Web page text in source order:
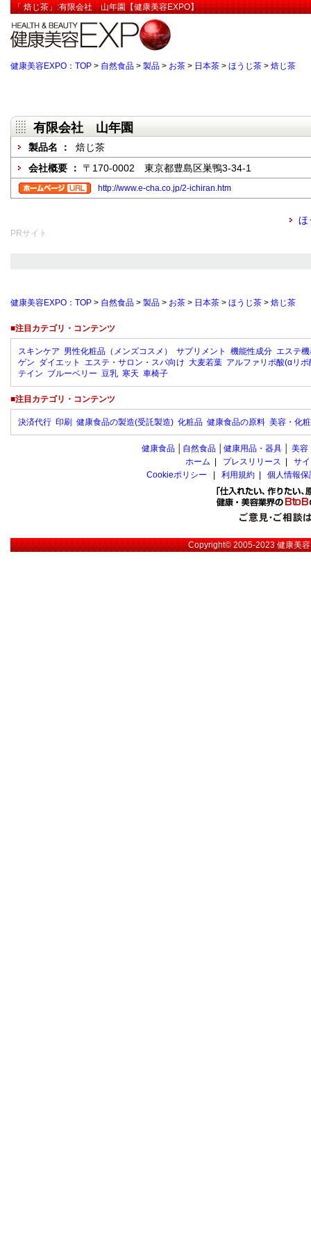
「 焙じ茶」:有限会社 山年園【健康美容EXPO】
健康美容EXPO：TOP > 自然食品 > 製品 > お茶 > 日本茶 > ほうじ茶 > 焙じ茶
有限会社 山年園
製品名 ：
焙じ茶
会社概要 ： 〒170-0002 東京都豊島区巣鴨3-34-1
http://www.e-cha.co.jp/2-ichiran.htm
ほ
PRサイト
健康美容EXPO：TOP > 自然食品 > 製品 > お茶 > 日本茶 > ほうじ茶 > 焙じ茶
■注目カテゴリ・コンテンツ
スキンケア 男性化粧品（メンズコスメ） サプリメント 機能性成分 エステ
ゲン ダイエット エステ・サロン・スパ向け 大麦若葉 アルファリポ酸(αリポ
テイン ブルーベリー 豆乳 寒天 車椅子
■注目カテゴリ・コンテンツ
決済代行 印刷 健康食品の製造(受託製造) 化粧品 健康食品の原料 美容・化
健康食品 自然食品 健康用品・器具 美容
ホーム
プレスリリース
サ
Cookieポリシー
利用規約 個人情報
Copyright© 2005-2023健康美